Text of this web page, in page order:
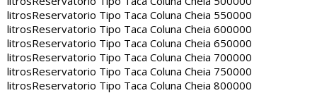
litrosReservatorio Tipo Taca Coluna Cheia 550000
litrosReservatorio Tipo Taca Coluna Cheia 600000
litrosReservatorio Tipo Taca Coluna Cheia 650000
litrosReservatorio Tipo Taca Coluna Cheia 700000
litrosReservatorio Tipo Taca Coluna Cheia 750000
litrosReservatorio Tipo Taca Coluna Cheia 800000